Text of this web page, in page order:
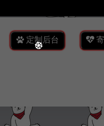
定制后台